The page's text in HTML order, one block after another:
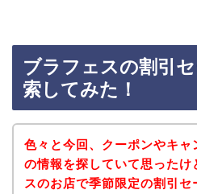
ブラフェスの割引
索してみた！
色々と今回、クーポンやキャ
の情報を探していて思ったけ
スのお店で季節限定の割引セ